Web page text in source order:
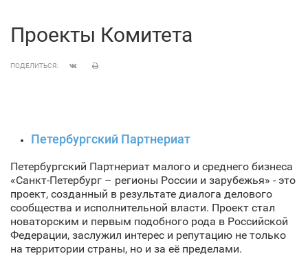
Проекты Комитета
ПОДЕЛИТЬСЯ:
Петербургский Партнериат
Петербургский Партнериат малого и среднего бизнеса
«Санкт‑Петербург – регионы России и зарубежья» - это
проект, созданный в результате диалога делового
сообщества и исполнительной власти. Проект стал
новаторским и первым подобного рода в Российской
Федерации, заслужил интерес и репутацию не только
на территории страны, но и за её пределами.